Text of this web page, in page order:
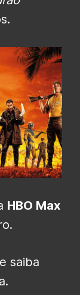
HBO Max
e saiba